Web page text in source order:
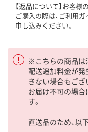
【返品について】お客
ご購入の際は、ご利用ガ
申し込みください。
※こちらの商品は
配送追加料金が発
きない場合もござ
お届け不可の場合
す。
直送品のため、以